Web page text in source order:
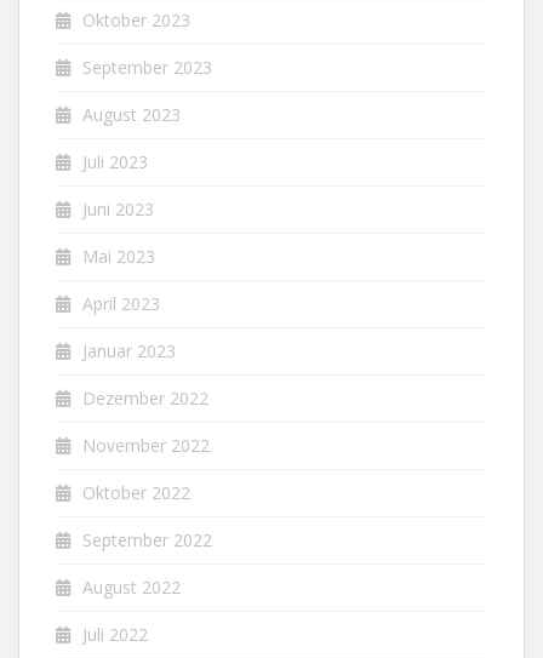
Oktober 2023
September 2023
August 2023
Juli 2023
Juni 2023
Mai 2023
April 2023
Januar 2023
Dezember 2022
November 2022
Oktober 2022
September 2022
August 2022
Juli 2022